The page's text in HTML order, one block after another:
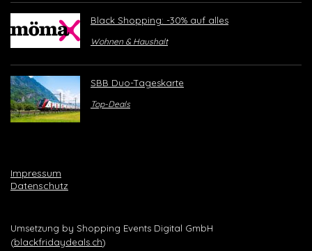
Black Shopping: -30% auf alles
Wohnen & Haushalt
SBB Duo-Tageskarte
Top-Deals
Impressum
Datenschutz
Umsetzung by Shopping Events Digital GmbH
(blackfridaydeals.ch)